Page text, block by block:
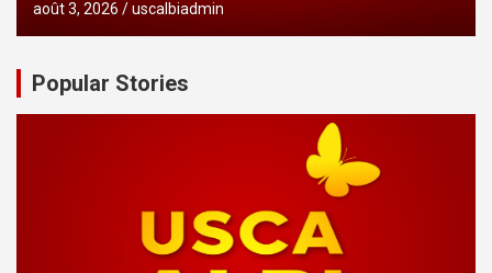
août 3, 2026 uscalbiadmin
Popular Stories